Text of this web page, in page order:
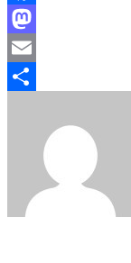
Facebook
Mastodon
Email